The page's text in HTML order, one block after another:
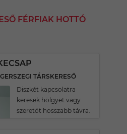
FÉRFIAK HOTTÓ
TÁRSKERESŐ
Diszkét kapcsolatra
keresek hölgyet vagy
szeretöt hosszabb távra.